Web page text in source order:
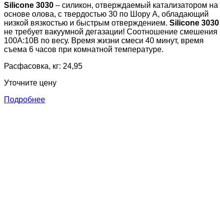
Silicone 3030 – силикон, отверждаемый катализатором на
основе олова, с твердостью 30 по Шору А, обладающий
низкой вязкостью и быстрым отверждением. Silicone 3030
не требует вакуумной дегазации! Соотношение смешения
100A:10B по весу. Время жизни смеси 40 минут, время
съема 6 часов при комнатной температуре.
Расфасовка, кг: 24,95
Уточните цену
Подробнее